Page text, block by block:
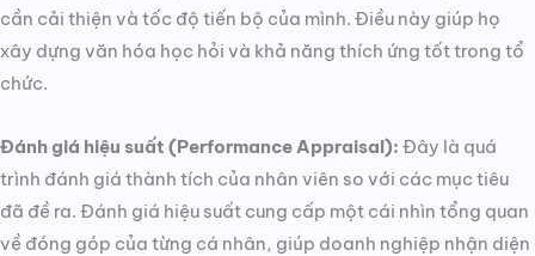
cần cải thiện và tốc độ tiến bộ của mình. Điều này giúp họ
xây dựng văn hóa học hỏi và khả năng thích ứng tốt trong tổ
chức.
Đánh giá hiệu suất (Performance Appraisal): Đây là quá
trình đánh giá thành tích của nhân viên so với các mục tiêu
đã đề ra. Đánh giá hiệu suất cung cấp một cái nhìn tổng quan
về đóng góp của từng cá nhân, giúp doanh nghiệp nhận diện